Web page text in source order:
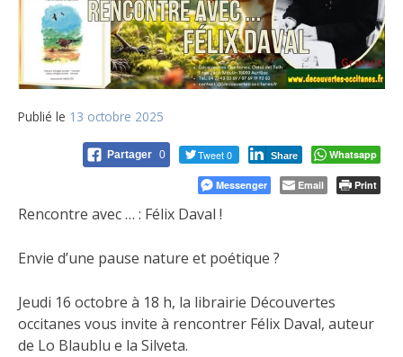
Publié le 13 octobre 2025
Partager 0 Tweet 0 Share Whatsapp
Messenger Email Print
Rencontre avec … : Félix Daval !
Envie d’une pause nature et poétique ?
Jeudi 16 octobre à 18 h, la librairie Découvertes
occitanes vous invite à rencontrer Félix Daval, auteur
de Lo Blaublu e la Silveta.